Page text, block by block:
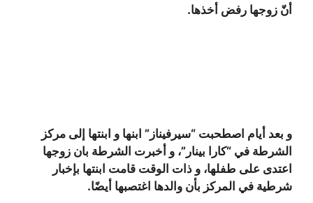
أنّ زوجها رفض أخذها.
و بعد أيام اصطحبت “سيرفيناز” ابنها و ابنتها إلى مركز
الشرطة في “كارا بينار”، و أخبرت الشرطة بان زوجها
اعتدى على طفلها، و ذات الوقت قامت ابنتها بإخبار
شرطية في المركز بأن والدها اغتصبها أيضًا.